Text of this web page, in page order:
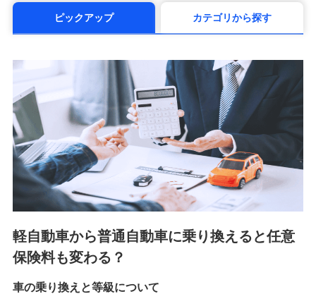
（https://www.msa-life.co.jp/）
メットライフ生命株式会社(https://www.metlife.co.jp/)
■少額短期保険
株式会社アシロ少額短期保険 (https://kailash.co.jp/)
SBIいきいき少額短期保険会社 (https://www.i-
sedai.com/)
SBIペット少額短期保険株式会社 (https://www.sbipet-
ssi.co.jp/)
SBIリスタ少額短期保険会社
(https://www.jishin.co.jp/)
スマートプラス少額短期保険株式会社
チューリッヒ少額短期保険株式会社
(https://www.zurichssi.co.jp/)
(https://www.tokiomarine-x.co.jp/)
ピックアップ カテゴリから探す
軽自動車から普通自動車に乗り換えると任意
保険料も変わる？
車の乗り換えと等級について